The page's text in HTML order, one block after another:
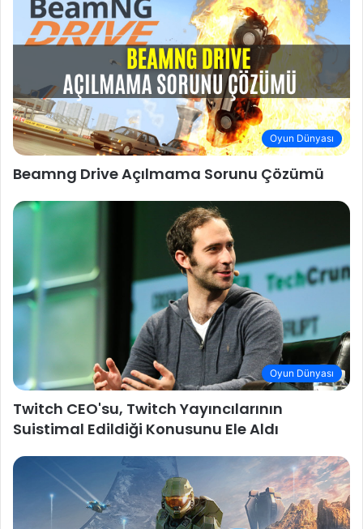
Oyun Dünyası
Beamng Drive Açılmama Sorunu Çözümü
Oyun Dünyası
Twitch CEO'su, Twitch Yayıncılarının
Suistimal Edildiği Konusunu Ele Aldı